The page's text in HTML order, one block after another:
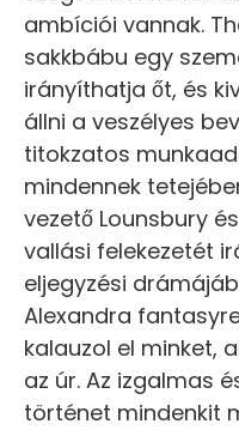
ambíciói vannak.
sakkbábu egy
irányíthatja őt, és
állni a veszélyes
titokzatos
mindennek
vezető Lounsbury
vallási felekezetét
eljegyzési
Alexandra
kalauzol el minket,
az úr. Az izgalmas
történet mindenkit